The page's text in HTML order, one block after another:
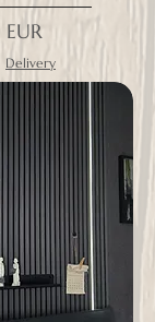
Delivery